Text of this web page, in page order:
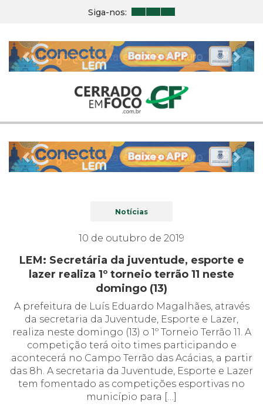
Siga-nos:
Previous Next
Previous Next
Notícias
10 de outubro de 2019
LEM: Secretária da juventude, esporte e
lazer realiza 1º torneio terrão 11 neste
domingo (13)
A prefeitura de Luís Eduardo Magalhães, através
da secretaria da Juventude, Esporte e Lazer,
realiza neste domingo (13) o 1º Torneio Terrão 11. A
competição terá oito times participando e
acontecerá no Campo Terrão das Acácias, a partir
das 8h. A secretaria da Juventude, Esporte e Lazer
tem fomentado as competições esportivas no
município para […]